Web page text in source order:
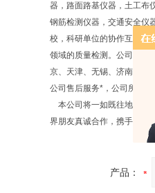
器，路面路基仪器，土工布
钢筋检测仪器，交通安全仪
校，科研单位的协作互补，
领域的质量检测。公司承接
京、天津、无锡、济南等厂
公司售后服务*，公司所售
本公司将一如既往地坚持“
界朋友真诚合作，携手共赢
产品：